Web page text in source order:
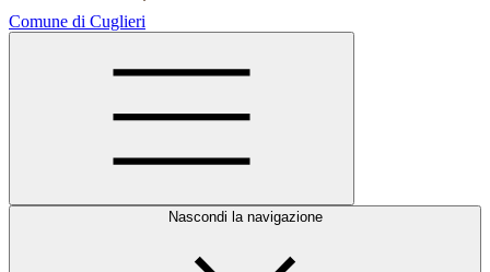
Comune di Cuglieri
Nascondi la navigazione